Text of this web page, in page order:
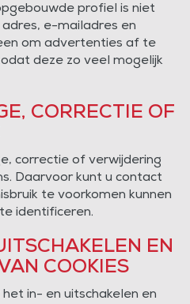
profiel is niet
e-mailadres en
om advertenties af te
deze zo veel mogelijk
CORRECTIE OF
correctie of verwijdering
Daarvoor kunt u contact
te voorkomen kunnen
identificeren.
EN
COOKIES
in- en uitschakelen en